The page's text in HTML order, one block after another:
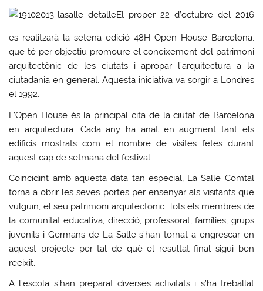
El proper 22 d’octubre del 2016
es realitzarà la setena edició 48H Open House Barcelona,
que té per objectiu promoure el coneixement del patrimoni
arquitectònic de les ciutats i apropar l’arquitectura a la
ciutadania en general. Aquesta iniciativa va sorgir a Londres
el 1992.
L’Open House és la principal cita de la ciutat de Barcelona
en arquitectura. Cada any ha anat en augment tant els
edificis mostrats com el nombre de visites fetes durant
aquest cap de setmana del festival.
Coincidint amb aquesta data tan especial, La Salle Comtal
torna a obrir les seves portes per ensenyar als visitants que
vulguin, el seu patrimoni arquitectònic. Tots els membres de
la comunitat educativa, direcció, professorat, famílies, grups
juvenils i Germans de La Salle s’han tornat a engrescar en
aquest projecte per tal de què el resultat final sigui ben
reeixit.
A l’escola s’han preparat diverses activitats i s’ha treballat